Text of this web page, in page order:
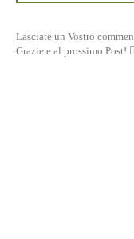
Lasciate un Vostro
Grazie e al prossimo Post! 